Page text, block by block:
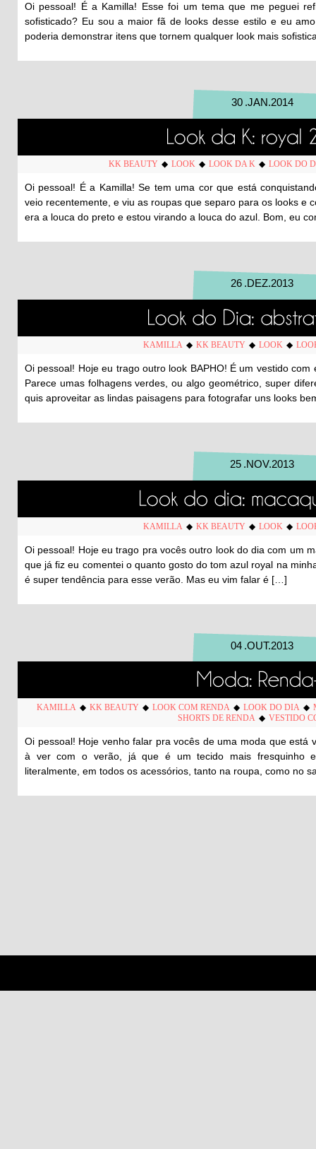
Oi pessoal! É a Kamilla! Esse foi um tema que me peguei
sofisticado? Eu sou a maior fã de looks desse estilo e eu
poderia demonstrar itens que tornem qualquer look mais
30 .JAN.2014
KK BEAUTY ◆ LOOK ◆ LOOK DA K ◆ LOOK DO
Oi pessoal! É a Kamilla! Se tem uma cor que está
veio recentemente, e viu as roupas que separo para os looks e
era a louca do preto e estou virando a louca do azul. Bom, eu
26 .DEZ.2013
KAMILLA ◆ KK BEAUTY ◆ LOOK ◆
Oi pessoal! Hoje eu trago outro look BAPHO! É um vestido
Parece umas folhagens verdes, ou algo geométrico, super
quis aproveitar as lindas paisagens para fotografar uns looks
25 .NOV.2013
KAMILLA ◆ KK BEAUTY ◆ LOOK ◆
Oi pessoal! Hoje eu trago pra vocês outro look do dia com um
que já fiz eu comentei o quanto gosto do tom azul royal na
é super tendência para esse verão. Mas eu vim falar é […]
04 .OUT.2013
KAMILLA ◆ KK BEAUTY ◆ LOOK COM RENDA ◆ LOOK DO DIA ◆
SHORTS DE RENDA ◆ VESTIDO
Oi pessoal! Hoje venho falar pra vocês de uma moda que está
à ver com o verão, já que é um tecido mais fresquinho e
literalmente, em todos os acessórios, tanto na roupa, como no